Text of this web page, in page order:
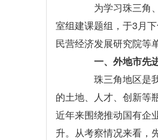
为学习珠三角、
室组建课题组，于3月
民营经济发展研究院等
一、外地市先
珠三角地区是我
的土地、人才、创新等
近年来围绕推动国有企
升。从考察情况来看，